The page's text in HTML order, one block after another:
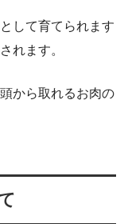
して育てられます
れます。
から取れるお肉の